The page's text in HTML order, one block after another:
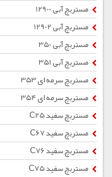
مستربچ آبی 12900
مستربچ آبی 12902
مستربچ آبی 350
مستربچ آبی 351
مستربچ سرمه ای 353
مستربچ سرمه ای 354
مستربچ سفید C25
مستربچ سفید C67
مستربچ سفید C76
مستربچ سفید C75